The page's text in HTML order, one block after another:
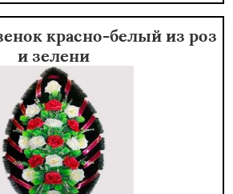
красно-белый из роз
и зелени